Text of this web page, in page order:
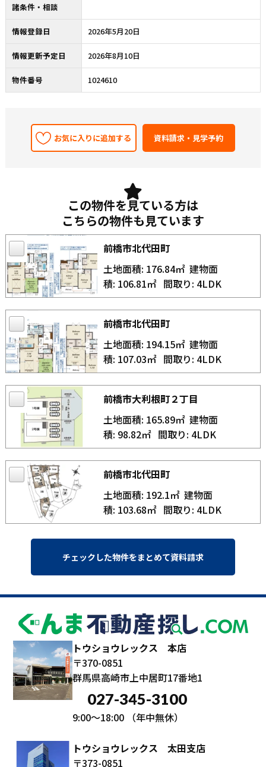
諸条件・相談
情報登録日 2026年5月20日
情報更新予定日 2026年8月10日
物件番号 1024610
お気に入りに追加する
この物件を見ている方は
こちらの物件も見ています
前橋市北代田町
土地面積: 176.84㎡建物面
積: 106.81㎡ 間取り: 4LDK
前橋市北代田町
土地面積: 194.15㎡建物面
積: 107.03㎡ 間取り: 4LDK
前橋市大利根町２丁目
土地面積: 165.89㎡建物面
積: 98.82㎡ 間取り: 4LDK
前橋市北代田町
土地面積: 192.1㎡建物面
積: 103.68㎡ 間取り: 4LDK
トウショウレックス 本店
〒370-0851
群馬県高崎市上中居町17番地1
027-345-3100
9:00～18:00 （年中無休）
トウショウレックス 太田支店
〒373-0851